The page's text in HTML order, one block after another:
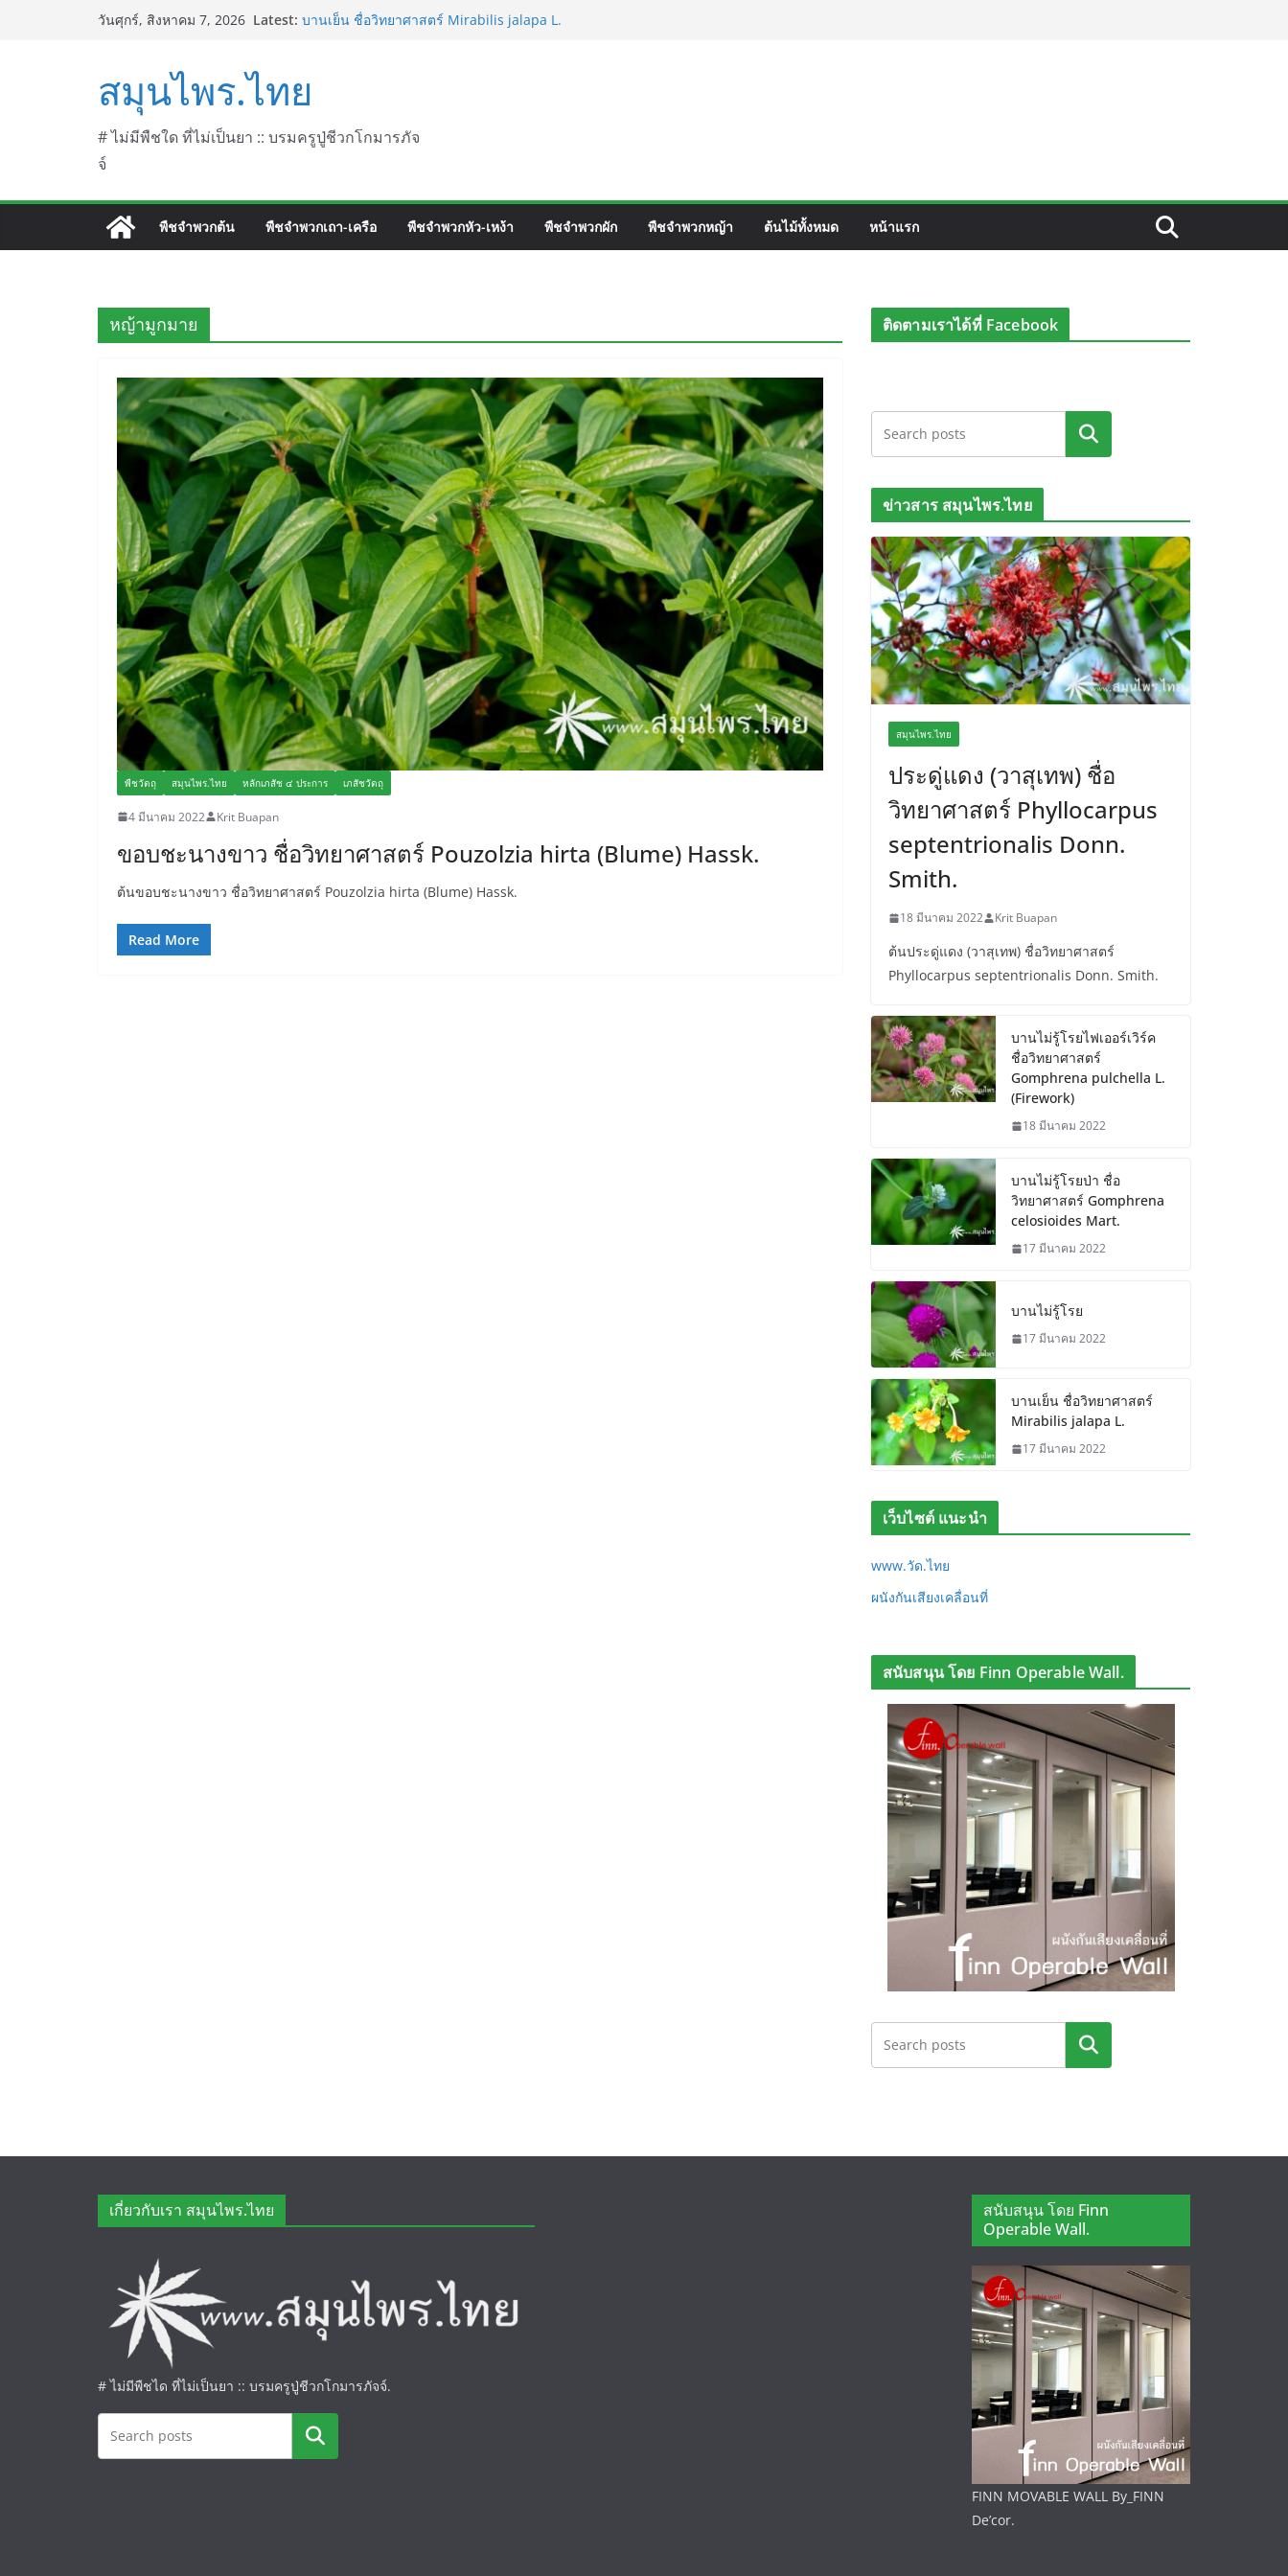
วันศุกร์, สิงหาคม 7, 2026 Latest: บานเย็น ชื่อวิทยาศาสตร์ Mirabilis jalapa L.
L. (Firework)
บานไม่รู้โรย
สมุนไพร.ไทย
# ไม่มีพืชใด ที่ไม่เป็นยา :: บรมครูปู่ชีวกโกมารภัจ
จ์
พืชจำพวกต้น พืชจำพวกเถา-เครือ พืชจำพวกหัว-เหง้า พืชจำพวกผัก พืชจำพวกหญ้า ต้นไม้ทั้งหมด หน้าแรก
หญ้ามูกมาย
พืชวัตถุ สมุนไพร.ไทย หลักเภสัช ๔ ประการ เภสัชวัตถุ
4 มีนาคม 2022 Krit Buapan
ขอบชะนางขาว ชื่อวิทยาศาสตร์ Pouzolzia hirta (Blume) Hassk.
ต้นขอบชะนางขาว ชื่อวิทยาศาสตร์ Pouzolzia hirta (Blume) Hassk.
Read More
ติดตามเราได้ที่ Facebook
ค้นหา
ข่าวสาร สมุนไพร.ไทย
สมุนไพร.ไทย
ประดู่แดง (วาสุเทพ) ชื่อ
วิทยาศาสตร์ Phyllocarpus
septentrionalis Donn.
Smith.
18 มีนาคม 2022 Krit Buapan
ต้นประดู่แดง (วาสุเทพ) ชื่อวิทยาศาสตร์
Phyllocarpus septentrionalis Donn. Smith.
บานไม่รู้โรยไฟเออร์เวิร์ค
ชื่อวิทยาศาสตร์
Gomphrena pulchella L.
(Firework)
18 มีนาคม 2022
บานไม่รู้โรยป่า ชื่อ
วิทยาศาสตร์ Gomphrena
celosioides Mart.
17 มีนาคม 2022
บานไม่รู้โรย
17 มีนาคม 2022
บานเย็น ชื่อวิทยาศาสตร์
Mirabilis jalapa L.
17 มีนาคม 2022
เว็บไซต์ แนะนำ
www.วัด.ไทย
ผนังกันเสียงเคลื่อนที่
สนับสนุน โดย Finn Operable Wall.
ค้นหา
เกี่ยวกับเรา สมุนไพร.ไทย
# ไม่มีพืชได ที่ไม่เป็นยา :: บรมครูปู่ชีวกโกมารภัจจ์.
ค้นหา
สนับสนุน โดย Finn
Operable Wall.
FINN MOVABLE WALL By_FINN
De’cor.